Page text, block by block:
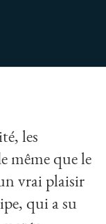
les
même que le
vrai plaisir
qui a su
son
GB2A
était